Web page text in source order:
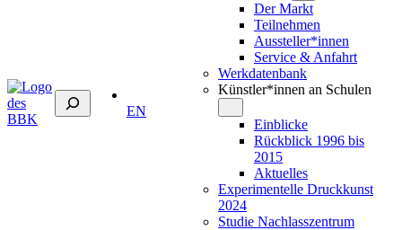
Suchen
EN
Der Markt
Teilnehmen
Aussteller*innen
Service & Anfahrt
Werkdatenbank
Künstler*innen an Schulen
Einblicke
Rückblick 1996 bis
2015
Aktuelles
Experimentelle Druckkunst
2024
Studie Nachlasszentrum